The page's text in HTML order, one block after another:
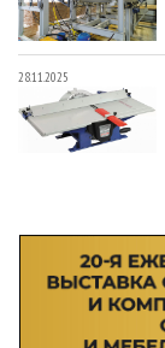
28.11.2025